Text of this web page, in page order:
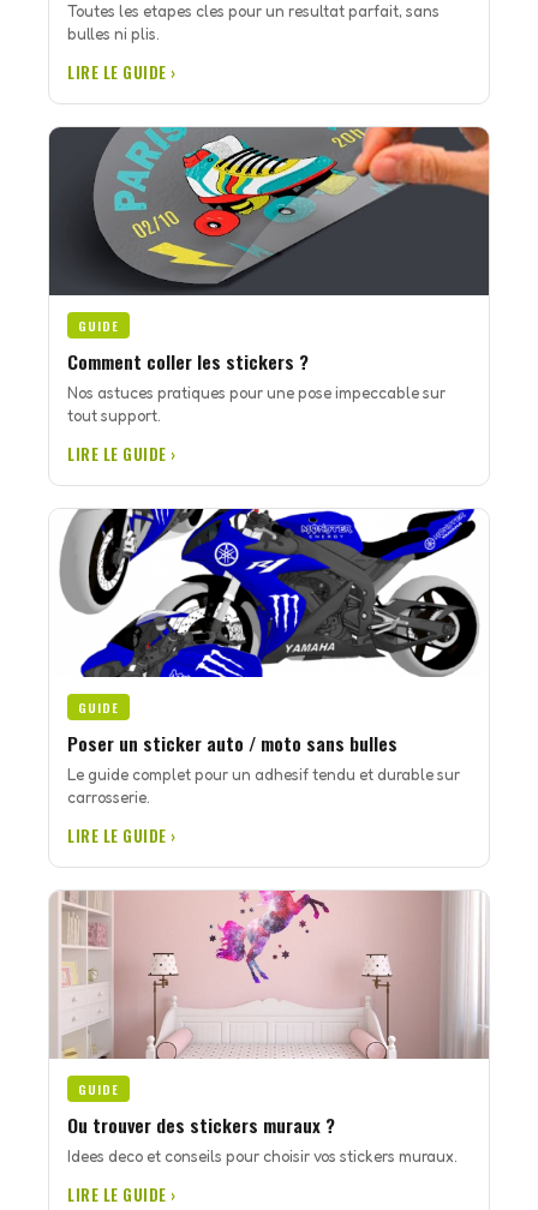
Toutes les etapes cles pour un resultat parfait, sans
bulles ni plis.
LIRE LE GUIDE ›
GUIDE
Comment coller les stickers ?
Nos astuces pratiques pour une pose impeccable sur
tout support.
LIRE LE GUIDE ›
GUIDE
Poser un sticker auto / moto sans bulles
Le guide complet pour un adhesif tendu et durable sur
carrosserie.
LIRE LE GUIDE ›
GUIDE
Ou trouver des stickers muraux ?
Idees deco et conseils pour choisir vos stickers muraux.
LIRE LE GUIDE ›